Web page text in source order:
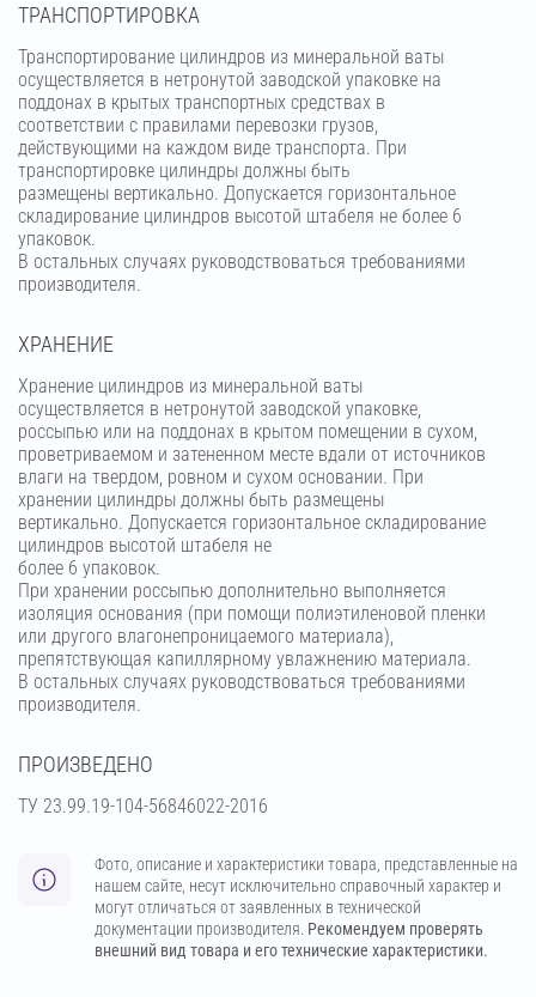
ТРАНСПОРТИРОВКА
Транспортирование цилиндров из минеральной ваты
осуществляется в нетронутой заводской упаковке на
поддонах в крытых транспортных средствах в
соответствии с правилами перевозки грузов,
действующими на каждом виде транспорта. При
транспортировке цилиндры должны быть
размещены вертикально. Допускается горизонтальное
складирование цилиндров высотой штабеля не более 6
упаковок.
В остальных случаях руководствоваться требованиями
производителя.
ХРАНЕНИЕ
Хранение цилиндров из минеральной ваты
осуществляется в нетронутой заводской упаковке,
россыпью или на поддонах в крытом помещении в сухом,
проветриваемом и затененном месте вдали от источников
влаги на твердом, ровном и сухом основании. При
хранении цилиндры должны быть размещены
вертикально. Допускается горизонтальное складирование
цилиндров высотой штабеля не
более 6 упаковок.
При хранении россыпью дополнительно выполняется
изоляция основания (при помощи полиэтиленовой пленки
или другого влагонепроницаемого материала),
препятствующая капиллярному увлажнению материала.
В остальных случаях руководствоваться требованиями
производителя.
ПРОИЗВЕДЕНО
ТУ 23.99.19-104-56846022-2016
Фото, описание и характеристики товара, представленные на
нашем сайте, несут исключительно справочный характер и
могут отличаться от заявленных в технической
документации производителя. Рекомендуем проверять
внешний вид товара и его технические характеристики.